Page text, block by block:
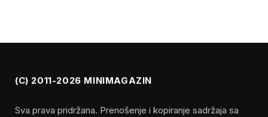
(C) 2011-2026 MINIMAGAZIN
Sva prava pridržana. Prenošenje i kopiranje sadržaja sa